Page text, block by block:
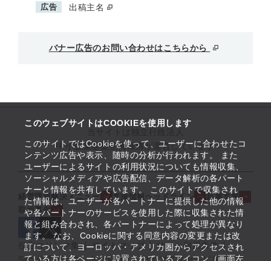
このウェブサイトはCOOKIEを使用します
このサイトではCookieを使って、ユーザーに合わせたコ
ンテンツ広告や表示、随時の分析が行われます。 また
ユーザーによるサイトの利用状況についても情報収集、
ソーシャルメディアや広告配信、データ解析の各パート
ナーと情報を共有しています。 このサイトで収集され
た情報は、ユーザーが各パートナーに提供した他の情報
や各パートナーのサービスを使用した際に収集された情
報と組み合わされ、各パートナーによって処理が異なり
ます。 なお、Cookieに関する同意内容の変更または改
訂について、ヨーロッパ・アメリカ圏からアクセスされ
ている方は各ページに設置されているアイコン（画面左
広告 出稿主名
バナー広告のお問い合わせはこちらから
中小企業基盤整備機構が運営しています
経営課題解決メニュー 支援情報ヘッドライン
起業支援
取組事例
役立つリンク集 サイトマップ
サイト利用条件